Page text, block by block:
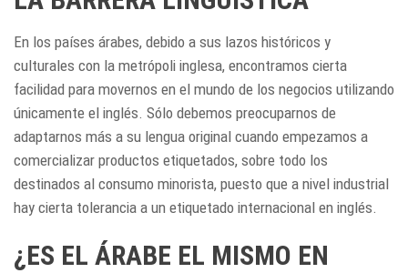
En los países árabes, debido a sus lazos históricos y
culturales con la metrópoli inglesa, encontramos cierta
facilidad para movernos en el mundo de los negocios utilizando
únicamente el inglés. Sólo debemos preocuparnos de
adaptarnos más a su lengua original cuando empezamos a
comercializar productos etiquetados, sobre todo los
destinados al consumo minorista, puesto que a nivel industrial
hay cierta tolerancia a un etiquetado internacional en inglés.
¿ES EL ÁRABE EL MISMO EN